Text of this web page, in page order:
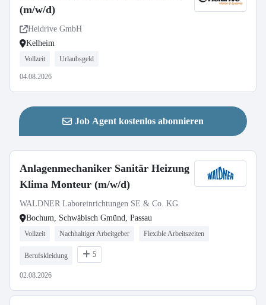
(m/w/d)
Heidrive GmbH
Kelheim
Vollzeit Urlaubsgeld
04.08.2026
Job Agent kostenlos abonnieren
Anlagenmechaniker Sanitär Heizung
Klima Monteur (m/w/d)
WALDNER Laboreinrichtungen SE & Co. KG
Bochum, Schwäbisch Gmünd, Passau
Vollzeit Nachhaltiger Arbeitgeber Flexible Arbeitszeiten
Berufskleidung 5
02.08.2026